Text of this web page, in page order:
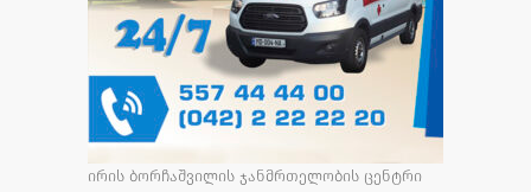
ირის ბორჩაშვილის ჯანმრთელობის ცენტრი